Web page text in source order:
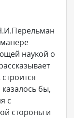
наукой о
бы,
с
стороны и